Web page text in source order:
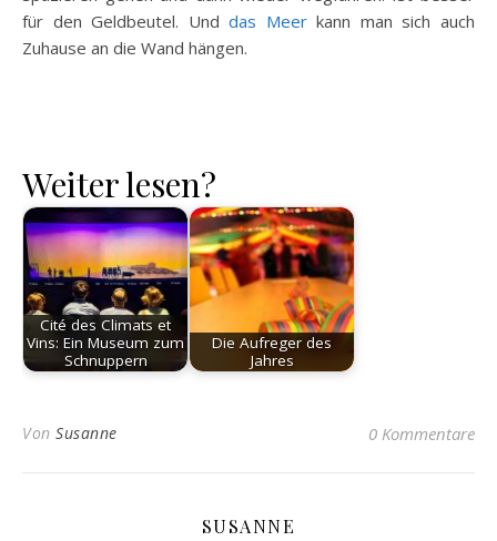
für den Geldbeutel. Unddas Meerkann man sich auch
Zuhause an die Wand hängen.
Weiter lesen?
Cité des Climats et
Vins: Ein Museum zum
Schnuppern
Die Aufreger des
Jahres
Von Susanne 0 Kommentare
SUSANNE